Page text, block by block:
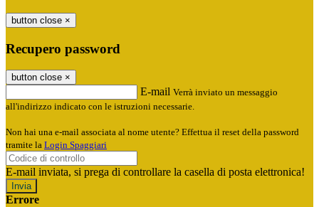
button close ×
Recupero password
button close ×
E-mail Verrà inviato un messaggio
all'indirizzo indicato con le istruzioni necessarie.
Non hai una e-mail associata al nome utente? Effettua il reset della password
tramite la Login Spaggiari
E-mail inviata, si prega di controllare la casella di posta elettronica!
Errore